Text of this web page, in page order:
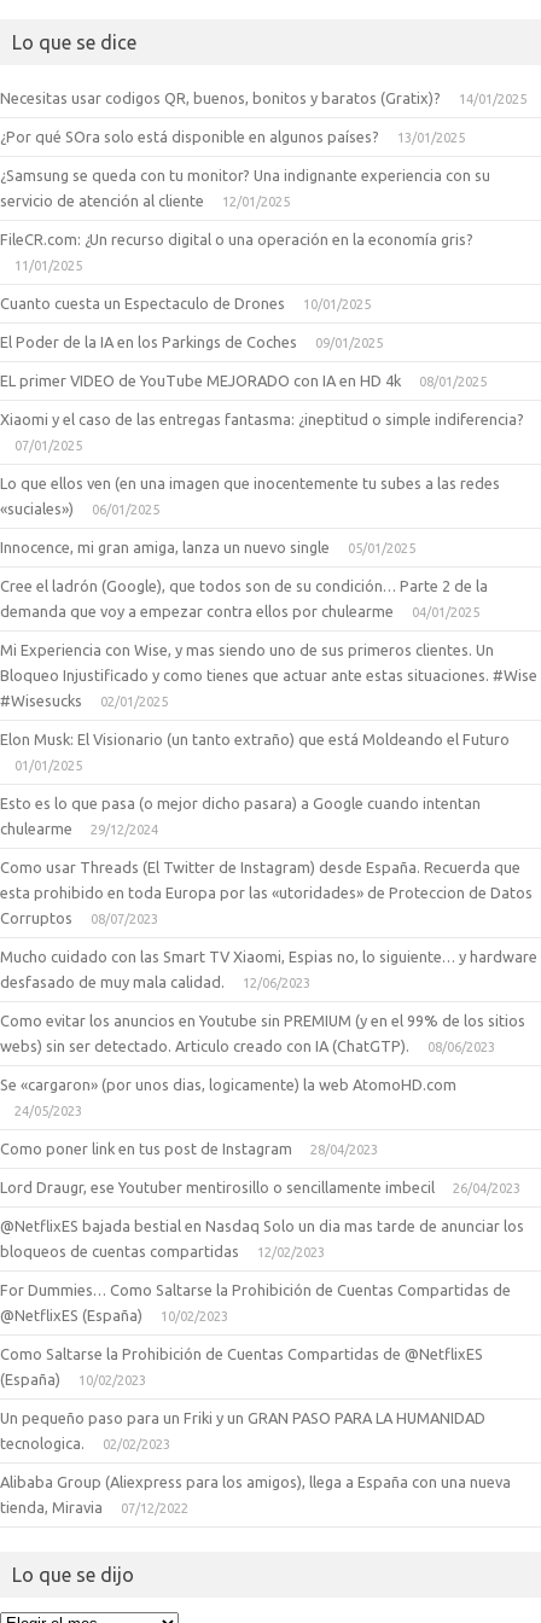
Lo que se dice
Necesitas usar codigos QR, buenos, bonitos y baratos (Gratix)? 14/01/2025
¿Por qué SOra solo está disponible en algunos países? 13/01/2025
¿Samsung se queda con tu monitor? Una indignante experiencia con su
servicio de atención al cliente
12/01/2025
FileCR.com: ¿Un recurso digital o una operación en la economía gris?
11/01/2025
Cuanto cuesta un Espectaculo de Drones 10/01/2025
El Poder de la IA en los Parkings de Coches 09/01/2025
EL primer VIDEO de YouTube MEJORADO con IA en HD 4k 08/01/2025
Xiaomi y el caso de las entregas fantasma: ¿ineptitud o simple indiferencia?
07/01/2025
Lo que ellos ven (en una imagen que inocentemente tu subes a las redes
«suciales»)
06/01/2025
Innocence, mi gran amiga, lanza un nuevo single 05/01/2025
Cree el ladrón (Google), que todos son de su condición… Parte 2 de la
demanda que voy a empezar contra ellos por chulearme
04/01/2025
Mi Experiencia con Wise, y mas siendo uno de sus primeros clientes. Un
Bloqueo Injustificado y como tienes que actuar ante estas situaciones. #Wise
#Wisesucks
02/01/2025
Elon Musk: El Visionario (un tanto extraño) que está Moldeando el Futuro
01/01/2025
Esto es lo que pasa (o mejor dicho pasara) a Google cuando intentan
chulearme
29/12/2024
Como usar Threads (El Twitter de Instagram) desde España. Recuerda que
esta prohibido en toda Europa por las «utoridades» de Proteccion de Datos
Corruptos
08/07/2023
Mucho cuidado con las Smart TV Xiaomi, Espias no, lo siguiente… y hardware
desfasado de muy mala calidad.
12/06/2023
Como evitar los anuncios en Youtube sin PREMIUM (y en el 99% de los sitios
webs) sin ser detectado. Articulo creado con IA (ChatGTP).
08/06/2023
Se «cargaron» (por unos dias, logicamente) la web AtomoHD.com
24/05/2023
Como poner link en tus post de Instagram 28/04/2023
Lord Draugr, ese Youtuber mentirosillo o sencillamente imbecil 26/04/2023
@NetflixES bajada bestial en Nasdaq Solo un dia mas tarde de anunciar los
bloqueos de cuentas compartidas
12/02/2023
For Dummies… Como Saltarse la Prohibición de Cuentas Compartidas de
@NetflixES (España)
10/02/2023
Como Saltarse la Prohibición de Cuentas Compartidas de @NetflixES
(España)
10/02/2023
Un pequeño paso para un Friki y un GRAN PASO PARA LA HUMANIDAD
tecnologica.
02/02/2023
Alibaba Group (Aliexpress para los amigos), llega a España con una nueva
tienda, Miravia
07/12/2022
Lo que se dijo